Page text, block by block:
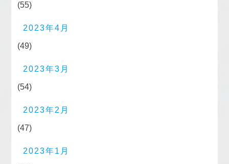
(55)
2023年4月
(49)
2023年3月
(54)
2023年2月
(47)
2023年1月